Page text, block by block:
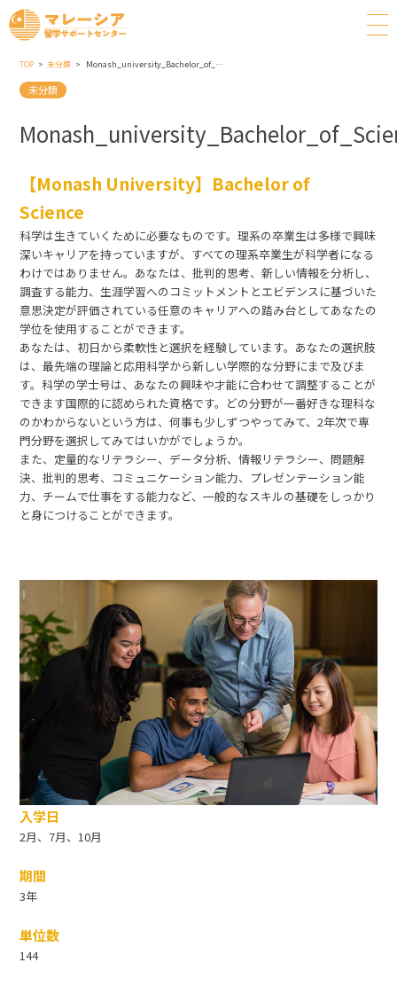
TOP 未分類 Monash_university_Bachelor_of_Science
未分類
【Monash University】Bachelor of
Science
科学は生きていくために必要なものです。理系の卒業生は多様で興味
深いキャリアを持っていますが、すべての理系卒業生が科学者になる
わけではありません。あなたは、批判的思考、新しい情報を分析し、
調査する能力、生涯学習へのコミットメントとエビデンスに基づいた
意思決定が評価されている任意のキャリアへの踏み台としてあなたの
学位を使用することができます。
あなたは、初日から柔軟性と選択を経験しています。あなたの選択肢
は、最先端の理論と応用科学から新しい学際的な分野にまで及びま
す。科学の学士号は、あなたの興味や才能に合わせて調整することが
できます国際的に認められた資格です。どの分野が一番好きな理科な
のかわからないという方は、何事も少しずつやってみて、2年次で専
門分野を選択してみてはいかがでしょうか。
また、定量的なリテラシー、データ分析、情報リテラシー、問題解
決、批判的思考、コミュニケーション能力、プレゼンテーション能
力、チームで仕事をする能力など、一般的なスキルの基礎をしっかり
と身につけることができます。
入学日
2月、7月、10月
期間
3年
単位数
144